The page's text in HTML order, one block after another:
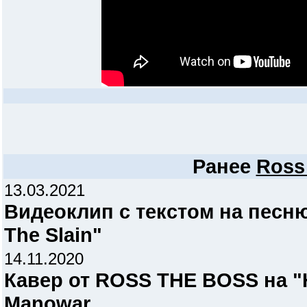
Ранее
13.03.2021
Видеоклип с текстом на
The Slain"
14.11.2020
Кавер от ROSS THE BOSS на